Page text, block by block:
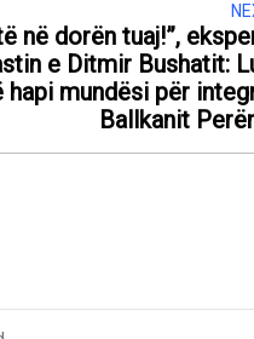
në dorën tuaj!”,
e Ditmir Bushatit:
hapi mundësi për
Ballkanit